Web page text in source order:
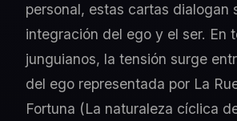
personal, estas cartas dialogan
integración del ego y el ser. En
junguianos, la tensión surge
del ego representada por La
Fortuna (La naturaleza cíclica